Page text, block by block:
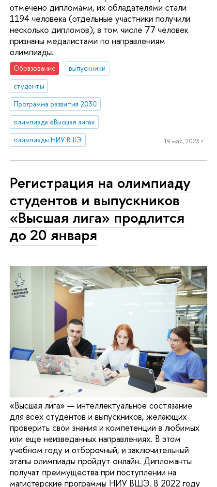
отмечено дипломами, их обладателями стали
1194 человека (отдельные участники получили
несколько дипломов), в том числе 77 человек
признаны медалистами по направлениям
олимпиады.
Образование
выпускники
студенты
Программа развития 2030
олимпиада «Высшая лига»
олимпиады НИУ ВШЭ
19 мая, 2023 г.
Регистрация на олимпиаду
студентов и выпускников
«Высшая лига» продлится
до 20 января
«Высшая лига» — интеллектуальное состязание
для всех студентов и выпускников, желающих
проверить свои знания и компетенции в любимых
или еще неизведанных направлениях. В этом
учебном году и отборочный, и заключительный
этапы олимпиады пройдут онлайн. Дипломанты
получат преимущества при поступлении на
магистерские программы НИУ ВШЭ. В 2022 году